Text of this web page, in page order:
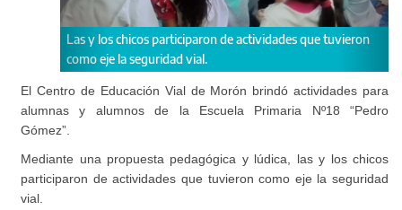
participaron de actividades que tuvieron
seguridad vial.
La actividad se realizó
El Centro de Educación Vial de Morón brindó actividades para
alumnas y alumnos de la Escuela Primaria Nº18 “Pedro
Gómez”.
Mediante una propuesta pedagógica y lúdica, las y los chicos
participaron de actividades que tuvieron como eje la seguridad
vial.